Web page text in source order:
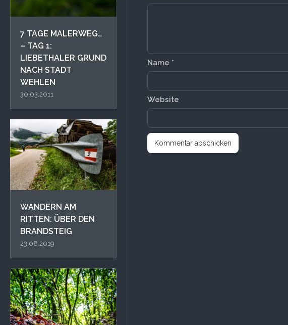
7 TAGE MALERWEG…
– TAG 1:
LIEBETHALER GRUND
NACH STADT
WEHLEN
30.03.2011
WANDERN AM
RITTEN: ÜBER DEN
BRANDSTEIG
23.08.2019
Name *
Website